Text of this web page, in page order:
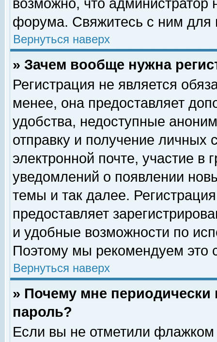
возможно, что
форума. Свяжитесь с ним для
Вернуться наверх
» Зачем вообще нужна
Регистрация не является
менее, она предоставляет
удобства, недоступные
отправку и получение личных
электронной почте, участие в
уведомлений о появлении
темы и так далее.
предоставляет
и удобные возможности по
Поэтому мы рекомендуем это
Вернуться наверх
» Почему мне
пароль?
Если вы не отметили флажком